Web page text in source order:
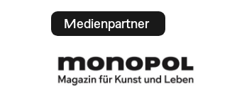
Medienpartner